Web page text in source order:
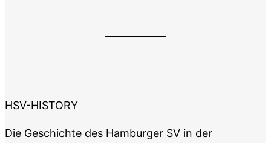
HSV-HISTORY
Die Geschichte des Hamburger SV in der